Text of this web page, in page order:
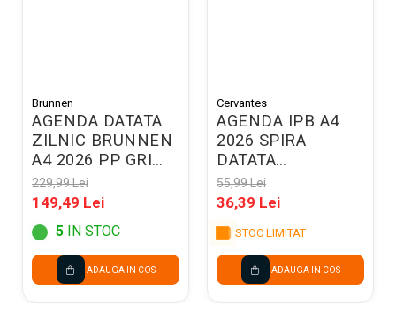
Brunnen
AGENDA DATATA
ZILNIC BRUNNEN
A4 2026 PP GRI
METALIC
78965906
229,99 Lei
149,49 Lei
5 IN STOC
ADAUGA IN COS
Cervantes
AGENDA IPB A4
2026 SPIRA
DATATA
SAPTAMANAL
PB26-43-2
55,99 Lei
36,39 Lei
STOC LIMITAT
ADAUGA IN COS